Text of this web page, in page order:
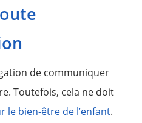
de communiquer
Toutefois, cela ne doit
le bien-être de l’enfant.